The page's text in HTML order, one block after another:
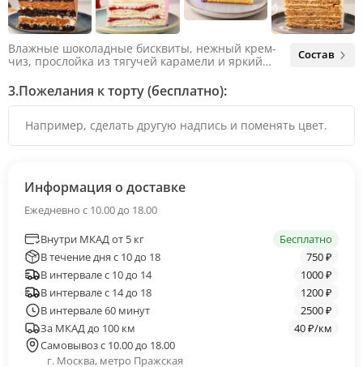
Влажные шоколадные бисквиты, нежный крем-
чиз, прослойка из тягучей карамели и яркий
яркий вкус шоколада и тягучей карамели, не
оставляя ни единого шанса остаться
Состав
3.Пожелания к торту (бесплатно):
Информация о доставке
Ежедневно с 10.00 до 18.00
Внутри МКАД от 5 кг
Бесплатно
В течение дня с 10 до 18
750 ₽
В интервале с 10 до 14
1000 ₽
В интервале с 14 до 18
1200 ₽
В интервале 60 минут
2500 ₽
За МКАД до 100 км
40 ₽/км
Самовывоз с 10.00 до 18.00
г. Москва, метро Пражская